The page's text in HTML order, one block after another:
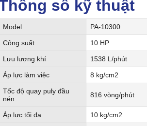
số kỹ thuật
Model PA-10300
Công suất 10 HP
Lưu lượng khí 1538 L/phút
Áp lực làm việc 8 kg/cm2
Tốc độ quay puly đầu
nén
816 vòng/phút
Áp lực tối đa 10 kg/cm2